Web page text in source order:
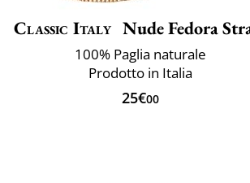
Classic Italy Nude Fedora
100% Paglia naturale
Prodotto in Italia
25€00